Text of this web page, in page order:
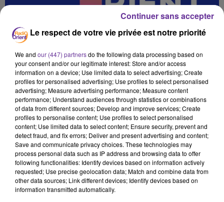
ZAWIYAT AL CHARK `RAZZAN `ROGER`ISMAT MANSOUR
13 octobre 2025 - 7 min 10 sec
ZAWIYAT AL CHARK `RAZZAN `ROGER`ISMAT
Le respect de votre vie privée est notre priorité
We and our (447) partnersdo the following data processing based on
your consent and/or our legitimate interest: Store and/or access
information on a device; Use limited data to select advertising; Create
profiles for personalised advertising; Use profiles to select personalised
advertising; Measure advertising performance; Measure content
performance; Understand audiences through statistics or combinations
of data from different sources; Develop and improve services; Create
profiles to personalise content; Use profiles to select personalised
content; Use limited data to select content; Ensure security, prevent and
detect fraud, and fix errors; Deliver and present advertising and content;
Save and communicate privacy choices. These technologies may
process personal data such as IP address and browsing data to offer
following functionalities: Identify devices based on information actively
requested; Use precise geolocation data; Match and combine data from
other data sources; Link different devices; Identify devices based on
information transmitted automatically.
Continuer sans accepter